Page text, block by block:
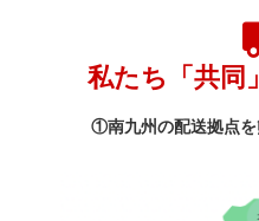
①南九州の配送拠点